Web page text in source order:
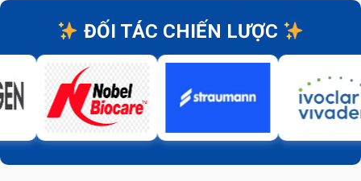
ĐỐI TÁC CHIẾN LƯỢC